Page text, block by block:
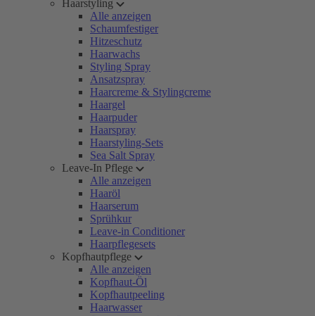
Haarstyling
Alle anzeigen
Schaumfestiger
Hitzeschutz
Haarwachs
Styling Spray
Ansatzspray
Haarcreme & Stylingcreme
Haargel
Haarpuder
Haarspray
Haarstyling-Sets
Sea Salt Spray
Leave-In Pflege
Alle anzeigen
Haaröl
Haarserum
Sprühkur
Leave-in Conditioner
Haarpflegesets
Kopfhautpflege
Alle anzeigen
Kopfhaut-Öl
Kopfhautpeeling
Haarwasser